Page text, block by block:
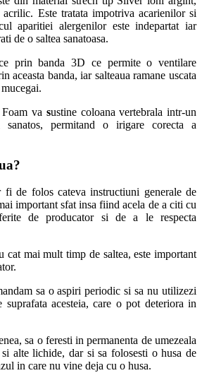
Este tratata impotriva acarienilor si
aparitiei alergenilor este indepartat iar
de o saltea sanatoasa.
prin banda 3D ce permite o ventilare
aceasta banda, iar salteaua ramane uscata
va sustine coloana vertebrala intr-un
permitand o irigare corecta a
?
de folos cateva instructiuni generale de
important sfat insa fiind acela de a citi cu
de producator si de a le respecta
cat mai mult timp de saltea, este important
sa o aspiri periodic si sa nu utilizezi
suprafata acesteia, care o pot deteriora in
sa o feresti in permanenta de umezeala
alte lichide, dar si sa folosesti o husa de
in care nu vine deja cu o husa.